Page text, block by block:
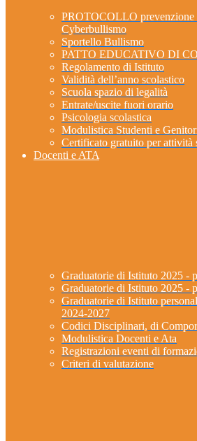
PROTOCOLLO prevenzione
Cyberbullismo
Sportello Bullismo
PATTO EDUCATIVO DI
Regolamento di Istituto
Validità dell’anno scolastico
Scuola spazio di legalità
Entrate/uscite fuori orario
Psicologia scolastica
Modulistica Studenti e
Certificato gratuito per attività
Docenti e ATA
Graduatorie di Istituto 2025 -
Graduatorie di Istituto 2025 -
Graduatorie di Istituto
2024-2027
Codici Disciplinari, di
Modulistica Docenti e Ata
Registrazioni eventi di
Criteri di valutazione